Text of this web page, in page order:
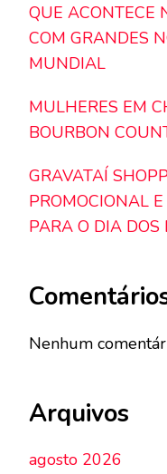
QUE ACONTECE
COM GRANDES
MUNDIAL
MULHERES EM
BOURBON
GRAVATAÍ
PROMOCIONAL
PARA O DIA DOS
Nenhum
Arquivos
agosto 2026